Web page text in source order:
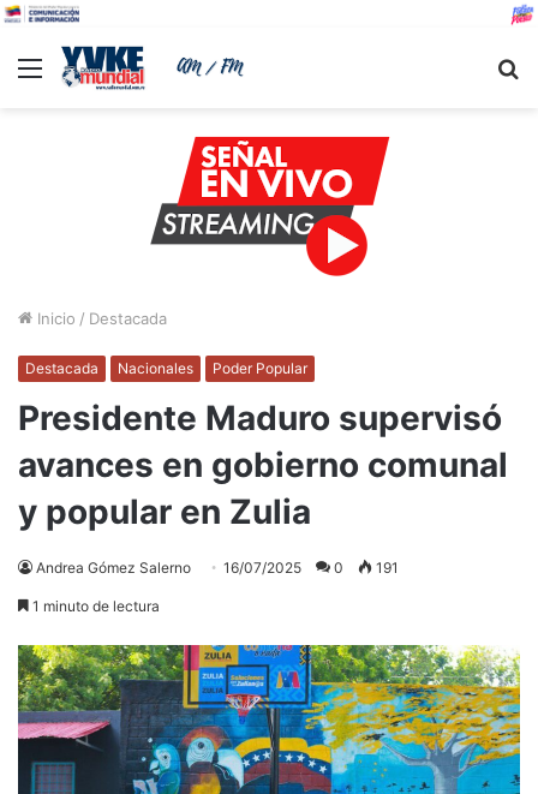
Menu
Inicio / Destacada
Destacada Nacionales Poder Popular
Presidente Maduro supervisó
avances en gobierno comunal
y popular en Zulia
Andrea Gómez Salerno 16/07/2025 0 191
1 minuto de lectura